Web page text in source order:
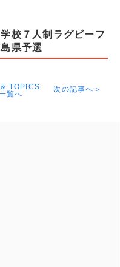
校７人制ラグビーフ
県予選
TOPICS
覧へ
次の記事へ＞